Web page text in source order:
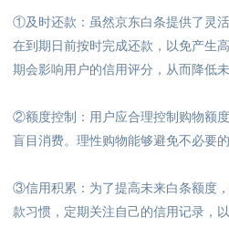
①及时还款 ： 虽然京东白条提供了灵
在到期日前按时完成还款，以免产生
期会影响用户的信用评分，从而降低未
②额度控制 ： 用户应合理控制购物额
盲目消费。理性购物能够避免不必要的
③信用积累 ： 为了提高未来白条额度
款习惯，定期关注自己的信用记录，